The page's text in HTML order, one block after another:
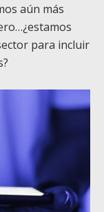
aún más
para incluir